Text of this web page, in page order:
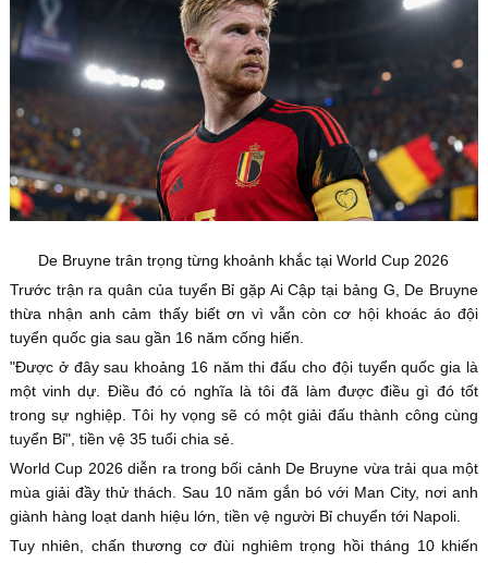
De Bruyne trân trọng từng khoảnh khắc tại World Cup 2026
Trước trận ra quân của tuyển Bỉ gặp Ai Cập tại bảng G, De Bruyne
thừa nhận anh cảm thấy biết ơn vì vẫn còn cơ hội khoác áo đội
tuyển quốc gia sau gần 16 năm cống hiến.
"Được ở đây sau khoảng 16 năm thi đấu cho đội tuyển quốc gia là
một vinh dự. Điều đó có nghĩa là tôi đã làm được điều gì đó tốt
trong sự nghiệp. Tôi hy vọng sẽ có một giải đấu thành công cùng
tuyển Bỉ", tiền vệ 35 tuổi chia sẻ.
World Cup 2026 diễn ra trong bối cảnh De Bruyne vừa trải qua một
mùa giải đầy thử thách. Sau 10 năm gắn bó với Man City, nơi anh
giành hàng loạt danh hiệu lớn, tiền vệ người Bỉ chuyển tới Napoli.
Tuy nhiên, chấn thương cơ đùi nghiêm trọng hồi tháng 10 khiến